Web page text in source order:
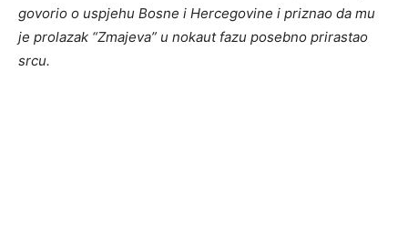
govorio o uspjehu Bosne i Hercegovine i priznao da mu
je prolazak “Zmajeva” u nokaut fazu posebno prirastao
srcu.